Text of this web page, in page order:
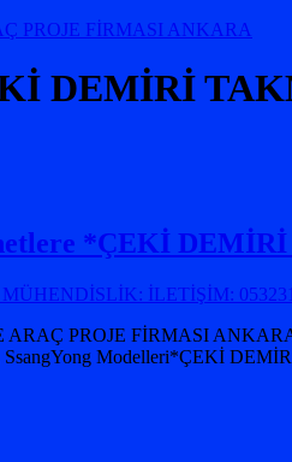
DEMİRİ
*ÇEKİ
MÜHENDİSLİK: İLETİŞİM:
PROJE FİRMASI
Modelleri*ÇEKİ